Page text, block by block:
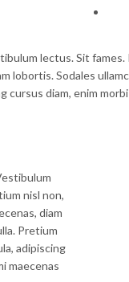
lectus. Sit
lobortis. Sodales
cursus diam, enim
nisl non,
diam
Pretium
adipiscing
maecenas